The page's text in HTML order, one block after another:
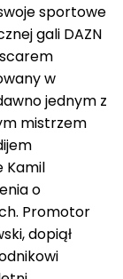
sportowe
gali DAZN
w
jednym z
mistrzem
Kamil
o
Promotor
dopiął